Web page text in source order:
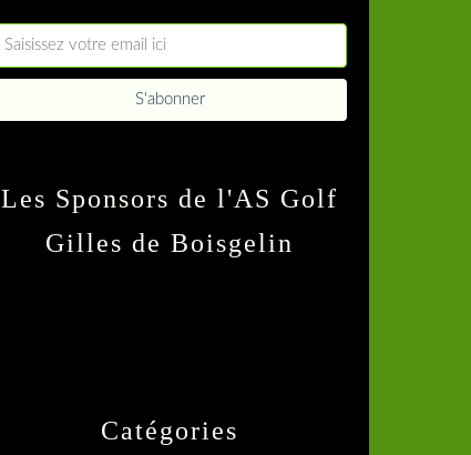
Catégories
Les Sponsors de l'AS Golf
Gilles de Boisgelin